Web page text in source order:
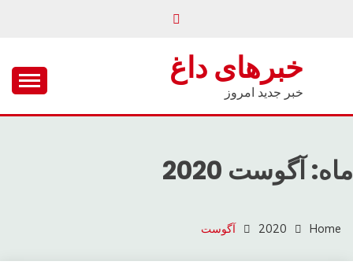
خبرهای داغ
خبر جدید امروز
ماه: آگوست 2020
Home
2020 آگوست